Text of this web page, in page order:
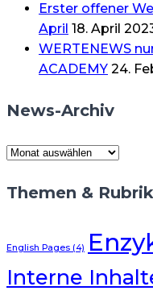
Erster offener
April 18. April
WERTENEWS
ACADEMY 24.
News-Archiv
News-
Themen &
English Pages (4)
Interne